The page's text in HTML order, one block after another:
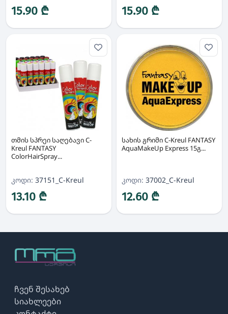
15.90 ₾ 15.90 ₾
თმის სპრეი საღებავი C-
Kreul FANTASY
ColorHairSpray...
კოდი: 37151_C-Kreul
13.10 ₾
სახის გრიმი C-Kreul FANTASY
AquaMakeUp Express 15გ...
კოდი: 37002_C-Kreul
12.60 ₾
ჩვენ შესახებ
სიახლეები